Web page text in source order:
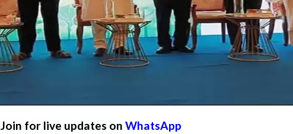
Join for live updates on WhatsApp